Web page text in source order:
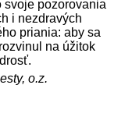
svoje pozorovania
i nezdravých
priania: aby sa
na úžitok
o.z.